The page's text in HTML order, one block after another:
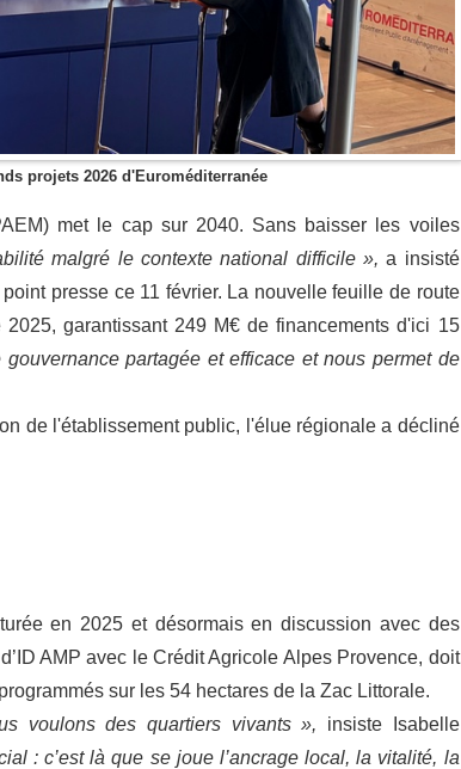
projets 2026 d'Euroméditerranée
met le cap sur 2040. Sans baisser les voiles
malgré le contexte national difficile »,a insisté
presse ce 11 février. La nouvelle feuille de route
2025, garantissant 249 M€ de financements d'ici 15
partagée et efficace et nous permet de
de l'établissement public, l'élue régionale a décliné
en 2025 et désormais en discussion avec des
AMP avec le Crédit Agricole Alpes Provence, doit
sur les 54 hectares de la Zac Littorale.
voulons des quartiers vivants », insiste Isabelle
: c’est là que se joue l’ancrage local, la vitalité, la